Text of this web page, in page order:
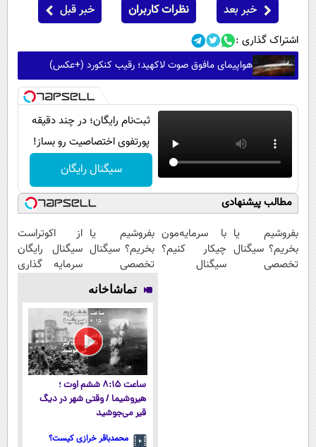
خبر بعد نظرات کاربران خبر قبل
اشتراک گذاری :
هواپیمای مافوق صوت لاکهید؛ رقیب کنکورد (+عکس)
ثبت‌نام رایگان؛ در چند دقیقه
پورتفوی اختصاصیت رو بساز!
سیگنال رایگان
مطالب پیشنهادی
بفروشیم یا
بخریم؟ سیگنال
تخصصی
با سرمایه‌مون
چیکار کنیم؟
سیگنال
بفروشیم یا
بخریم؟ سیگنال
تخصصی
دریافت کن
از اکوتراست
سیگنال رایگان
سرمایه گذاری
تماشاخانه
ساعت ۸:۱۵ ششم اوت ؛
هیروشیما / وقتی شهر در دیگ
قیر می‌جوشید
محمدباقر خرازی کیست؟